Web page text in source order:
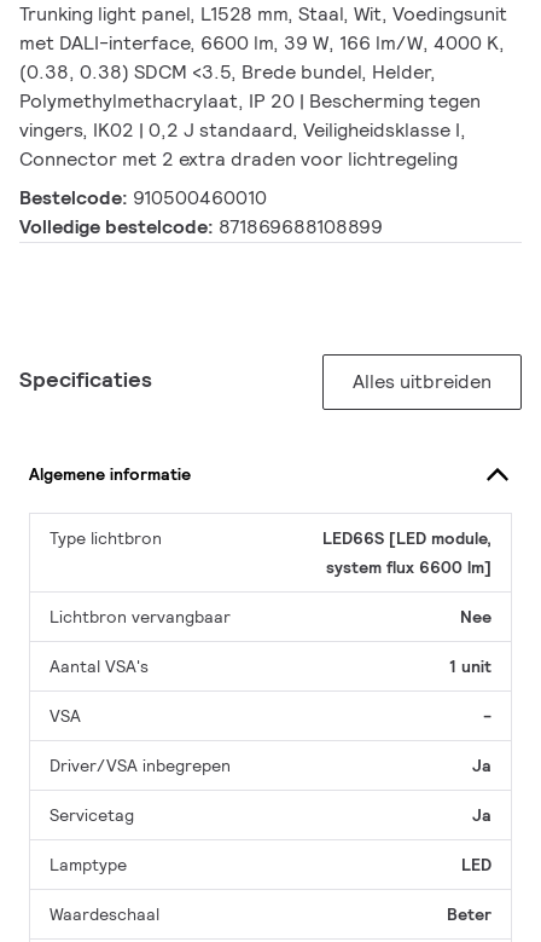
Trunking light panel, L1528 mm, Staal, Wit, Voedingsunit
met DALI-interface, 6600 lm, 39 W, 166 lm/W, 4000 K,
(0.38, 0.38) SDCM <3.5, Brede bundel, Helder,
Polymethylmethacrylaat, IP 20 | Bescherming tegen
vingers, IK02 | 0,2 J standaard, Veiligheidsklasse I,
Connector met 2 extra draden voor lichtregeling
Bestelcode: 910500460010
Volledige bestelcode: 871869688108899
Specificaties Alles uitbreiden
Algemene informatie
Type lichtbron
LED66S [LED module,
system flux 6600 lm]
Lichtbron vervangbaar Nee
Aantal VSA's 1 unit
VSA -
Driver/VSA inbegrepen Ja
Servicetag Ja
Lamptype LED
Waardeschaal Beter